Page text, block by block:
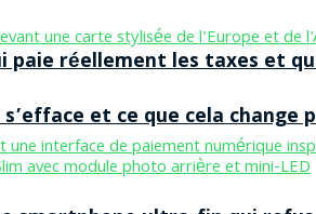
paie réellement les taxes et
et ce que cela change